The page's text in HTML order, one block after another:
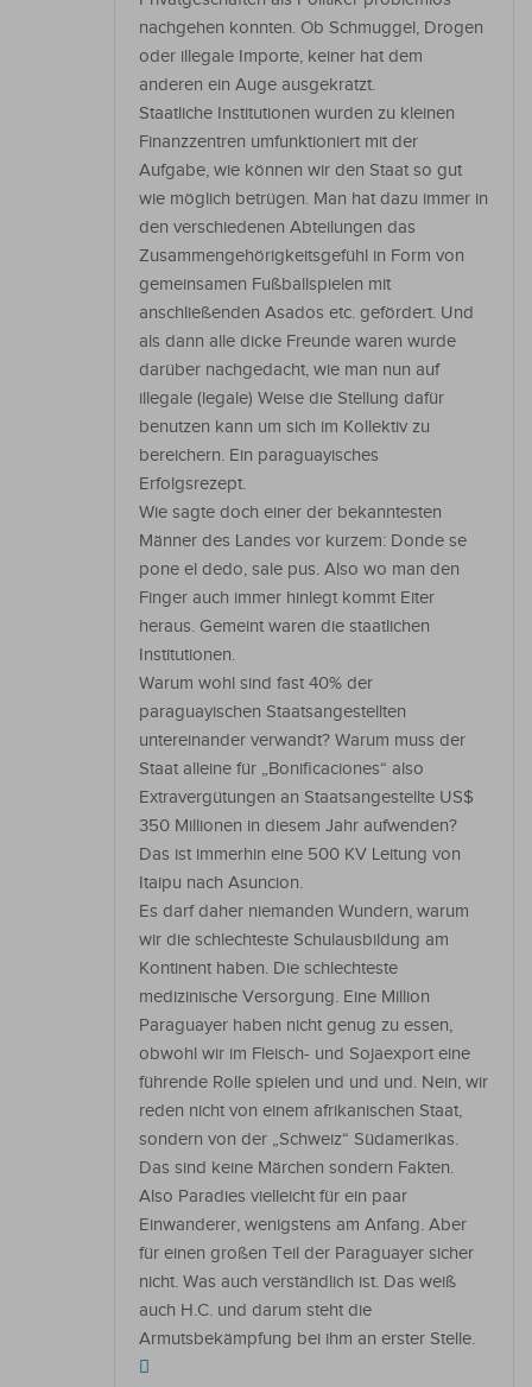
nachgehen konnten. Ob Schmuggel, Drogen
oder illegale Importe, keiner hat dem
anderen ein Auge ausgekratzt.
Staatliche Institutionen wurden zu kleinen
Finanzzentren umfunktioniert mit der
Aufgabe, wie können wir den Staat so gut
wie möglich betrügen. Man hat dazu immer in
den verschiedenen Abteilungen das
Zusammengehörigkeitsgefühl in Form von
gemeinsamen Fußballspielen mit
anschließenden Asados etc. gefördert. Und
als dann alle dicke Freunde waren wurde
darüber nachgedacht, wie man nun auf
illegale (legale) Weise die Stellung dafür
benutzen kann um sich im Kollektiv zu
bereichern. Ein paraguayisches
Erfolgsrezept.
Wie sagte doch einer der bekanntesten
Männer des Landes vor kurzem: Donde se
pone el dedo, sale pus. Also wo man den
Finger auch immer hinlegt kommt Eiter
heraus. Gemeint waren die staatlichen
Institutionen.
Warum wohl sind fast 40% der
paraguayischen Staatsangestellten
untereinander verwandt? Warum muss der
Staat alleine für „Bonificaciones“ also
Extravergütungen an Staatsangestellte US$
350 Millionen in diesem Jahr aufwenden?
Das ist immerhin eine 500 KV Leitung von
Itaipu nach Asuncion.
Es darf daher niemanden Wundern, warum
wir die schlechteste Schulausbildung am
Kontinent haben. Die schlechteste
medizinische Versorgung. Eine Million
Paraguayer haben nicht genug zu essen,
obwohl wir im Fleisch- und Sojaexport eine
führende Rolle spielen und und und. Nein, wir
reden nicht von einem afrikanischen Staat,
sondern von der „Schweiz“ Südamerikas.
Das sind keine Märchen sondern Fakten.
Also Paradies vielleicht für ein paar
Einwanderer, wenigstens am Anfang. Aber
für einen großen Teil der Paraguayer sicher
nicht. Was auch verständlich ist. Das weiß
auch H.C. und darum steht die
Armutsbekämpfung bei ihm an erster Stelle.